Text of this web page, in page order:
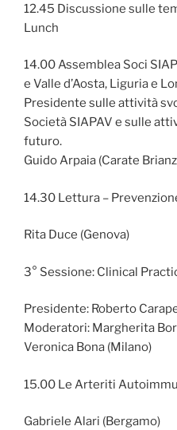
12.45 Discussione sulle
Lunch
14.00 Assemblea Soci
e Valle d’Aosta, Liguria e
Presidente sulle attività
Società SIAPAV e sulle
futuro.
Guido Arpaia (Carate
14.30 Lettura –
Rita Duce (Genova)
3° Sessione: Clinical
Presidente: Roberto
Moderatori: Margherita
Veronica Bona (Milano)
15.00 Le Arteriti
Gabriele Alari (Bergamo)